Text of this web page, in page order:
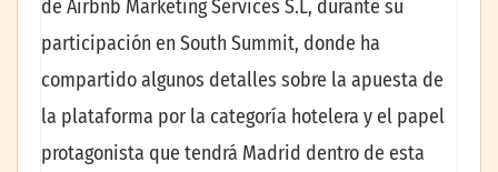
de Airbnb Marketing Services S.L, durante su
participación en South Summit, donde ha
compartido algunos detalles sobre la apuesta de
la plataforma por la categoría hotelera y el papel
protagonista que tendrá Madrid dentro de esta